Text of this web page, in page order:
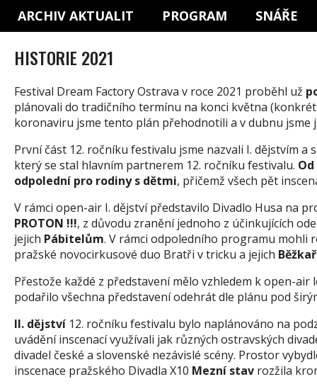
ARCHIV AKTUALIT PROGRAM SNÁŘE
HISTORIE 2021
Festival Dream Factory Ostrava v roce 2021 proběhl už
plánovali do tradičního termínu na konci května
koronaviru jsme tento plán přehodnotili a v dubnu
První část 12. ročníku festivalu jsme nazvali I. dějstvím
který se stal hlavním partnerem 12. ročníku festivalu.
odpolední pro rodiny s dětmi, přičemž všech pět
V rámci open-air I. dějství představilo Divadlo Husa na
PROTON !!!, z důvodu zranění jednoho z účinkujících
jejich Pábitelům. V rámci odpoledního programu mohli
pražské novocirkusové duo Bratři v tricku a jejich
Přestože každé z představení mělo vzhledem k open-
podařilo všechna představení odehrát dle plánu pod
II. dějství 12. ročníku festivalu bylo naplánováno na
uvádění inscenací využívali jak různých ostravských
divadel české a slovenské nezávislé scény. Prostor
inscenace pražského Divadla X10 Mezní stav rozžila